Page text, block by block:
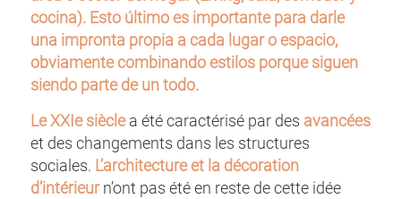
cocina). Esto último es importante para darle
una impronta propia a cada lugar o espacio,
obviamente combinando estilos porque siguen
siendo parte de un todo.
Le XXIe sièclea été caractérisé par des avancées
et des changements dans les structures
sociales. L’architecture et la décoration
d’intérieurn’ont pas été en reste de cette idée